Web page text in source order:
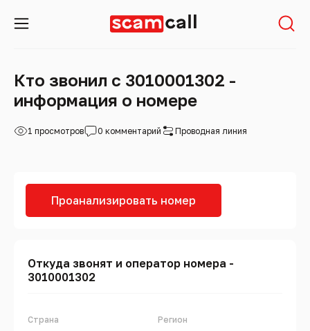
Кто звонил с 3010001302 -
информация о номере
1 просмотров 0 комментарий Проводная линия
Проанализировать номер
Откуда звонят и оператор номера -
3010001302
Страна Регион